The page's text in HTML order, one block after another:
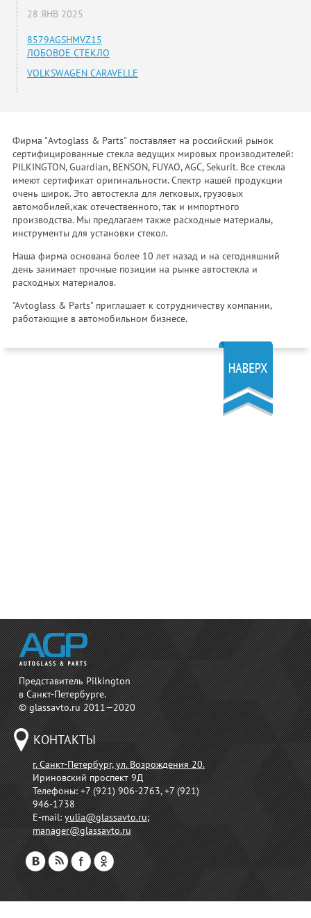
28 ЯНВ 2025
8579AGSHMVZ15
ЛОБОВОЕ СТЕКЛО
VOLKSWAGEN CARAVELLE
Фирма "Avtoglass & Parts" поставляет на российский рынок
сертифицированные стекла ведущих мировых производителей:
PILKINGTON, Guardian, BENSON, FUYAO, AGC, Sekurit. Все стекла
имеют сертификат оригинальности. Спектр нашей продукции
очень широк. Это автостекла для легковых, грузовых
автомобилей,как отечественного, так и импортного
производства. Мы предлагаем также расходные материалы,
инструменты для установки стекол.
Наша фирма основана более 10 лет назад и на сегодняшний
день занимает прочные позиции на рынке автостекла и
расходных материалов.
"Avtoglass & Parts" приглашает к сотрудничеству компании,
работающие в автомобильном бизнесе.
Представитель Pilkington
в Санкт-Петербурге.
© glassavto.ru 2011—2020
КОНТАКТЫ
г. Санкт-Петербург, ул. Возрождения 20.
Ириновский проспект 9Д
Телефоны:+7 (921) 906-2763, +7 (921)
946-1738
E-mail:yulia@glassavto.ru;
manager@glassavto.ru